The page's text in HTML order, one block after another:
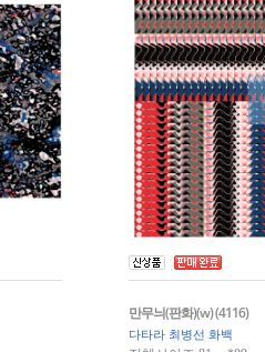
만무늬(판화)(w) (4116)
다타라 최병선 화백